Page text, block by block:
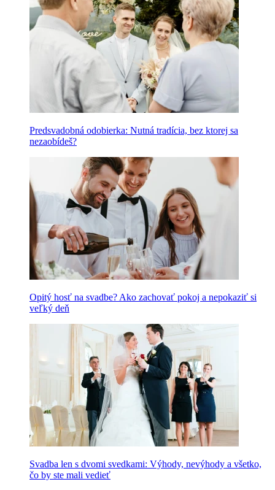
Predsvadobná odobierka: Nutná tradícia, bez ktorej sa
nezaobídeš?
Opitý hosť na svadbe? Ako zachovať pokoj a nepokaziť si
veľký deň
Svadba len s dvomi svedkami: Výhody, nevýhody a všetko,
čo by ste mali vedieť